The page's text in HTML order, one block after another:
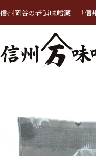
信州岡谷の老舗味噌蔵 「信